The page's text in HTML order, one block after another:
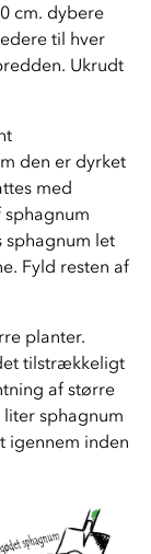
cm. dybere
til hver
Ukrudt
den er dyrket
med
sphagnum let
Fyld resten af
planter.
tilstrækkeligt
af større
sphagnum
igennem inden